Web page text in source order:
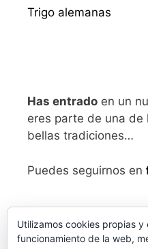
Trigo alemanas
Has entrado en un
eres parte de una de
bellas tradiciones…
Puedes seguirnos en
Utilizamos cookies propias
funcionamiento de la web,